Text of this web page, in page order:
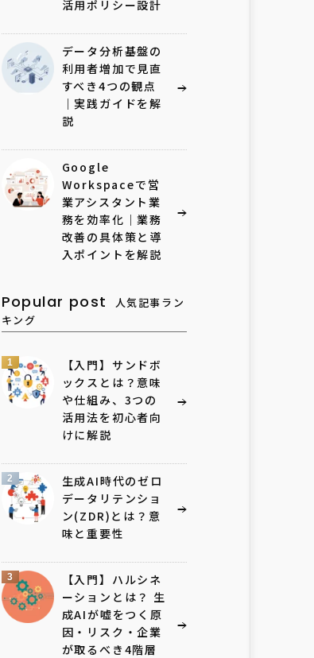
活用ポリシー設計
データ分析基盤の
利用者増加で見直
すべき4つの観点
｜実践ガイドを解
説
Google
Workspaceで営
業アシスタント業
務を効率化｜業務
改善の具体策と導
入ポイントを解説
Popular post
人気記事ラン
キング
1
【入門】サンドボ
ックスとは？意味
や仕組み、3つの
活用法を初心者向
けに解説
2
生成AI時代のゼロ
データリテンショ
ン(ZDR)とは？意
味と重要性
3
【入門】ハルシネ
ーションとは？ 生
成AIが嘘をつく原
因・リスク・企業
が取るべき4階層